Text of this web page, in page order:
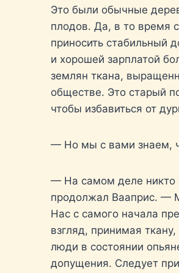
Это были обычные
плодов. Да, в то время
приносить стабильный
и хорошей зарплатой
землян ткана,
обществе. Это старый
чтобы избавиться от
— Но мы с вами знаем,
— На самом деле никто
продолжал Вааприс. —
Нас с самого начала
взгляд, принимая
люди в состоянии
допущения. Следует